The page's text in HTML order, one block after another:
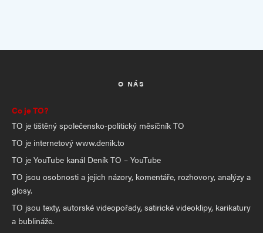
O NÁS
Co je TO?
TO je tištěný společensko-politický měsíčník TO
TO je internetový www.denik.to
TO je YouTube kanál Deník TO – YouTube
TO jsou osobnosti a jejich názory, komentáře, rozhovory, analýzy a
glosy.
TO jsou texty, autorské videopořady, satirické videoklipy, karikatury
a bublináže.